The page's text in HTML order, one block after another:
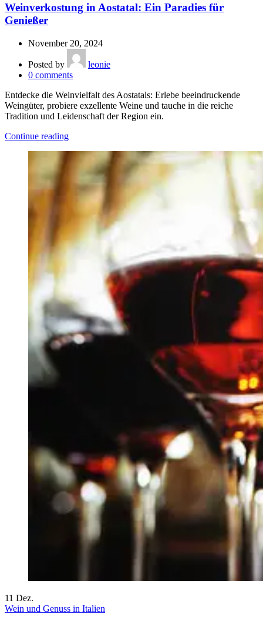
Weinverkostung in Aostatal: Ein Paradies für
Genießer
November 20, 2024
Posted by
leonie
0 comments
Entdecke die Weinvielfalt des Aostatals: Erlebe beeindruckende
Weingüter, probiere exzellente Weine und tauche in die reiche
Tradition und Leidenschaft der Region ein.
Continue reading
11 Dez.
Wein und Genuss in Italien